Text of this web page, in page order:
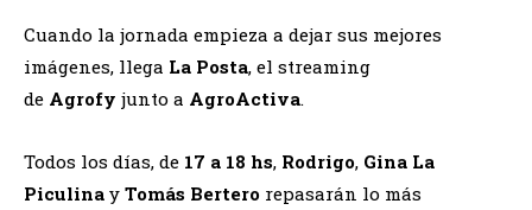
Cuando la jornada empieza a dejar sus mejores
imágenes, llega La Posta, el streaming
de Agrofy junto a AgroActiva.
Todos los días, de 17 a 18 hs, Rodrigo, Gina La
Piculina y Tomás Bertero repasarán lo más